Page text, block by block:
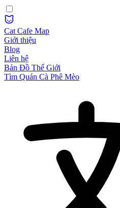
Cat Cafe Map
Giới thiệu
Blog
Liên hệ
Bản Đồ Thế Giới
Tìm Quán Cà Phê Mèo